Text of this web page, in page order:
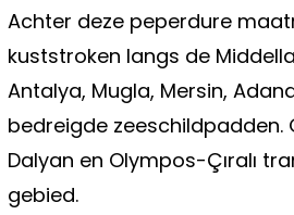
Achter deze peperdure
kuststroken langs de
Antalya, Mugla, Mersin,
bedreigde zeeschildpadden.
Dalyan en Olympos-Çıralı
gebied.